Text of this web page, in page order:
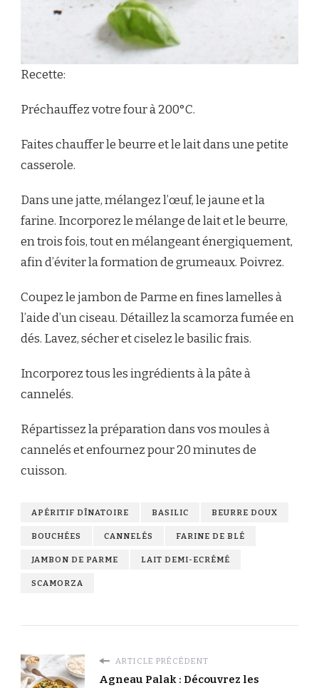
Recette:
Préchauffez votre four à 200°C.
Faites chauffer le beurre et le lait dans une petite
casserole.
Dans une jatte, mélangez l’œuf, le jaune et la
farine. Incorporez le mélange de lait et le beurre,
en trois fois, tout en mélangeant énergiquement,
afin d’éviter la formation de grumeaux. Poivrez.
Coupez le jambon de Parme en fines lamelles à
l’aide d’un ciseau. Détaillez la scamorza fumée en
dés. Lavez, sécher et ciselez le basilic frais.
Incorporez tous les ingrédients à la pâte à
cannelés.
Répartissez la préparation dans vos moules à
cannelés et enfournez pour 20 minutes de
cuisson.
APÉRITIF DÎNATOIRE BASILIC BEURRE DOUX
BOUCHÉES CANNELÉS FARINE DE BLÉ
JAMBON DE PARME LAIT DEMI-ECRÉMÉ
SCAMORZA
ARTICLE PRÉCÉDENT
Agneau Palak : Découvrez les